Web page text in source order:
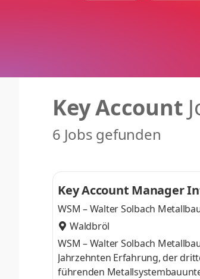
Key Account
6 Jobs gefunden
Key Account Manager
WSM – Walter Solbach
Waldbröl
WSM – Walter Solbach
Jahrzehnten Erfahrung, der
führenden